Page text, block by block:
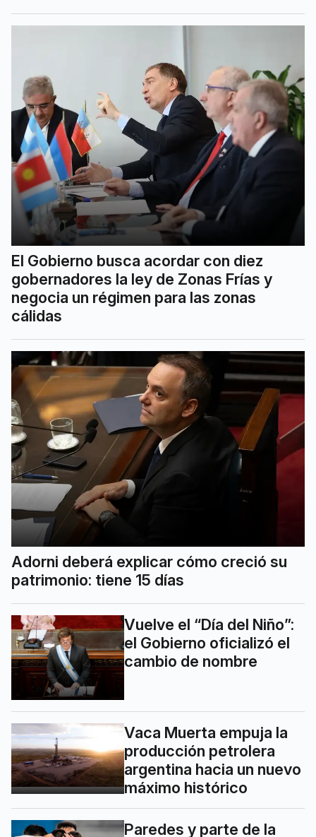
El Gobierno busca acordar con diez
gobernadores la ley de Zonas Frías y
negocia un régimen para las zonas
cálidas
Adorni deberá explicar cómo creció su
patrimonio: tiene 15 días
Vuelve el “Día del Niño”:
el Gobierno oficializó el
cambio de nombre
Vaca Muerta empuja la
producción petrolera
argentina hacia un nuevo
máximo histórico
Paredes y parte de la